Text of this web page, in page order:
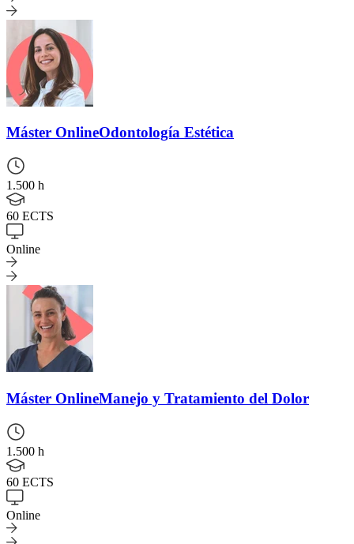
Máster OnlineOdontología Estética
1.500 h
60 ECTS
Online
Máster OnlineManejo y Tratamiento del Dolor
1.500 h
60 ECTS
Online